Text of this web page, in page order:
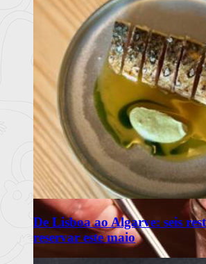
De Lisboa ao Algarve: seis
reservar este maio